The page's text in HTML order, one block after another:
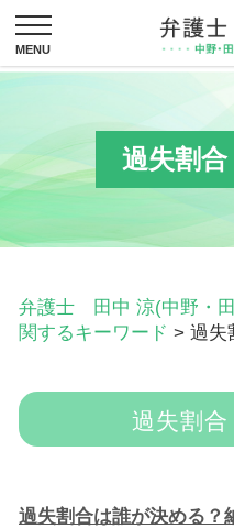
過失割
弁護士 田中 涼(中野・
関するキーワード > 過失
過失割
過失割合は誰が決める？